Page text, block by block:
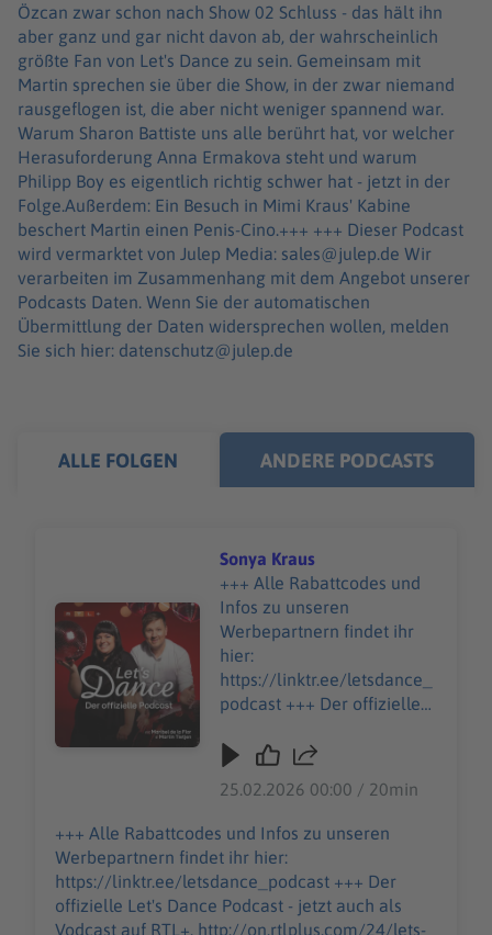
Özcan zwar schon nach Show 02 Schluss - das hält ihn
aber ganz und gar nicht davon ab, der wahrscheinlich
größte Fan von Let's Dance zu sein. Gemeinsam mit
Martin sprechen sie über die Show, in der zwar niemand
rausgeflogen ist, die aber nicht weniger spannend war.
Warum Sharon Battiste uns alle berührt hat, vor welcher
Herasuforderung Anna Ermakova steht und warum
Philipp Boy es eigentlich richtig schwer hat - jetzt in der
Folge.Außerdem: Ein Besuch in Mimi Kraus' Kabine
beschert Martin einen Penis-Cino.+++ +++ Dieser Podcast
wird vermarktet von Julep Media: sales@julep.de Wir
verarbeiten im Zusammenhang mit dem Angebot unserer
Podcasts Daten. Wenn Sie der automatischen
Übermittlung der Daten widersprechen wollen, melden
Sie sich hier: datenschutz@julep.de
ALLE FOLGEN ANDERE PODCASTS
Audiotitel - Sonya Kraus
Sonya Kraus
+++ Alle Rabattcodes und
Infos zu unseren
Werbepartnern findet ihr
hier:
https://linktr.ee/letsdance_
podcast +++ Der offizielle
auch als Vodcast auf RTL+.
s-dance-vodcast den
Vodcast gibt es hier:
https://plus.rtl.de/video-
tv/shows/lets-dance-der-
offizielle-video-podcast-
1063343 Moderations-
25.02.2026 00:00 / 20min
+++ Alle Rabattcodes und Infos zu unseren
Werbepartnern findet ihr hier:
https://linktr.ee/letsdance_podcast +++ Der
offizielle Let's Dance Podcast - jetzt auch als
Vodcast auf RTL+. http://on.rtlplus.com/24/lets-